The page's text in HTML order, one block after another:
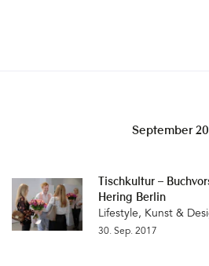
September
Tischkultur –
Hering Berlin
Lifestyle, Kunst &
30. Sep. 2017